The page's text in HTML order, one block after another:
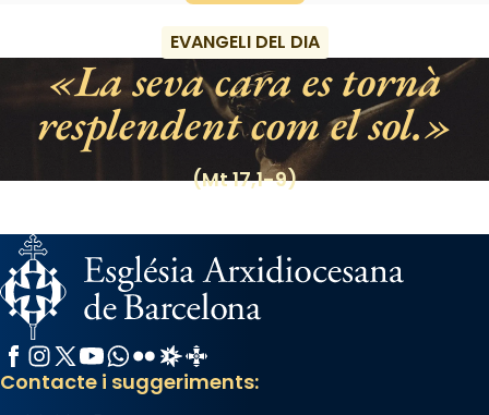
raïms de setembre te'n llepes els dits»,
segons una dita popular.
Photo
View on Facebook · Share
EVANGELI DEL DIA
La seva cara es tornà
resplendent com el sol.
(Mt 17,1-9)
Facebook
Instagram
X / Twitter
YouTube
WhatsApp
FlickrRadio Estel
Catalunya Cristiana
Contacte i suggeriments: